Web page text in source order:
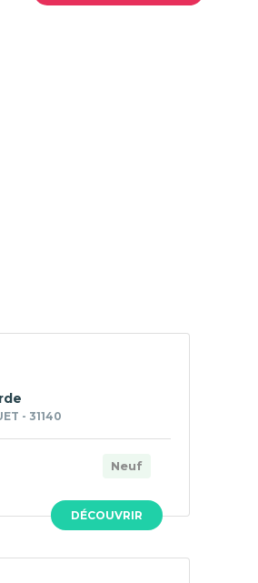
DÉCOUVRIR
- 31140
Neuf